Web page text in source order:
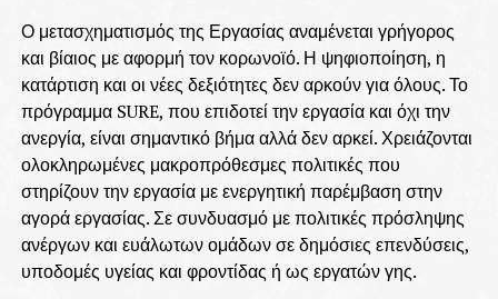
Ο μετασχηματισμός της Εργασίας αναμένεται γρήγορος
και βίαιος με αφορμή τον κορωνοϊό. Η ψηφιοποίηση, η
κατάρτιση και οι νέες δεξιότητες δεν αρκούν για όλους. Το
πρόγραμμα SURE, που επιδοτεί την εργασία και όχι την
ανεργία, είναι σημαντικό βήμα αλλά δεν αρκεί. Χρειάζονται
ολοκληρωμένες μακροπρόθεσμες πολιτικές που
στηρίζουν την εργασία με ενεργητική παρέμβαση στην
αγορά εργασίας. Σε συνδυασμό με πολιτικές πρόσληψης
ανέργων και ευάλωτων ομάδων σε δημόσιες επενδύσεις,
υποδομές υγείας και φροντίδας ή ως εργατών γης.